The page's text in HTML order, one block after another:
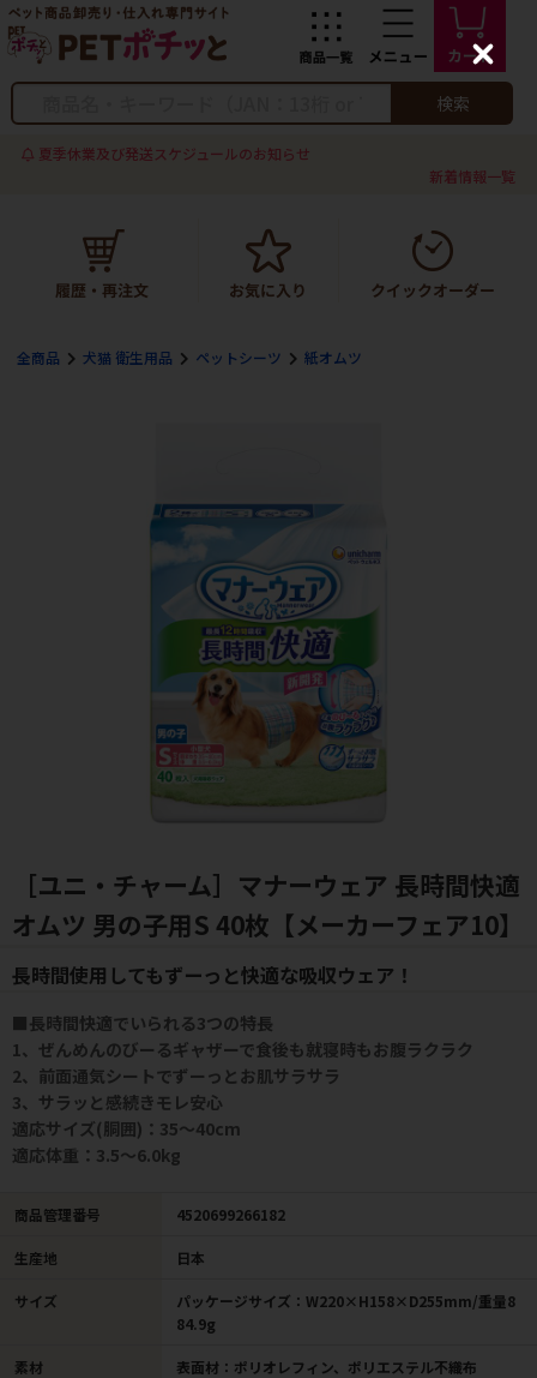
検索
夏季休業及び発送スケジュールのお知らせ
新着情報一覧
全商品 犬猫 衛生用品 ペットシーツ 紙オムツ
［ユニ・チャーム］マナーウェア 長時間快適
オムツ 男の子用S 40枚【メーカーフェア10】
長時間使用してもずーっと快適な吸収ウェア！
■長時間快適でいられる3つの特長
1、ぜんめんのびーるギャザーで食後も就寝時もお腹ラクラク
2、前面通気シートでずーっとお肌サラサラ
3、サラッと感続きモレ安心
適応サイズ(胴囲)：35～40cm
適応体重：3.5～6.0kg
商品管理番号 4520699266182
生産地 日本
サイズ
パッケージサイズ：W220×H158×D255mm/重量8
84.9g
素材
表面材：ポリオレフィン、ポリエステル不織布
C
l
s